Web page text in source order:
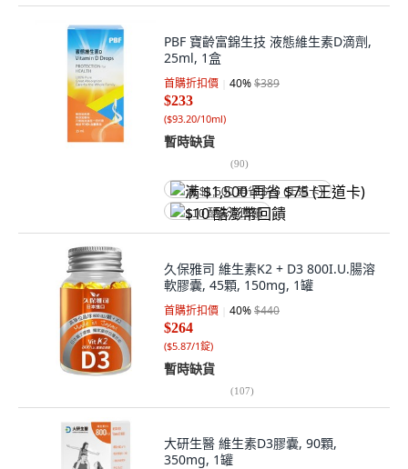
PBF 寶齡富錦生技 液態維生素D滴劑,
25ml, 1盒
首購折扣價 40%$389
$233
($93.20/10ml)
暫時缺貨
(90)
满 $1,500 再省 $75 (王道卡)
$10 酷澎幣回饋
久保雅司 維生素K2 + D3 800I.U.腸溶
軟膠囊, 45顆, 150mg, 1罐
首購折扣價 40%$440
$264
($5.87/1錠)
暫時缺貨
(107)
大研生醫 維生素D3膠囊, 90顆,
350mg, 1罐